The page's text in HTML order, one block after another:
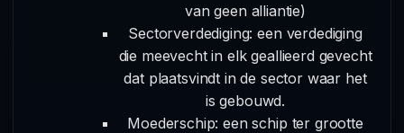
van geen alliantie)
Sectorverdediging: een verdediging
die meevecht in elk geallieerd gevecht
dat plaatsvindt in de sector waar het
is gebouwd.
Moederschip: een schip ter grootte